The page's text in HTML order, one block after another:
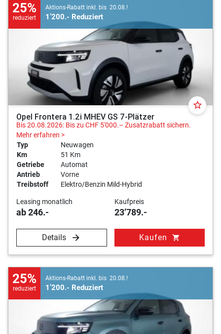
25%
reduziert
Aktions-Rabatt inkl. bis 20.08.!
1’200.- Reduziert
star_border
Opel Frontera 1.2i MHEV GS 7-Plätzer
Bis 20.08.2026: Bis zu CHF 5'000.– Zusatzrabatt sichern.
Mehr erfahren >
Typ
Neuwagen
Km
51 Km
Getriebe
Automat
Antrieb
Vorne
Treibstoff
Elektro/Benzin Mild-Hybrid
Leasing monatlich
ab 246.-
Kaufpreis
23’789.-
Details Kaufen shopping_cart
25%
reduziert
Aktions-Rabatt inkl. bis 20.08.!
1’200.- Reduziert